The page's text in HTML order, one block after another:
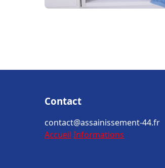
Contact
contact@assainissement-44.fr
Accueil Informations